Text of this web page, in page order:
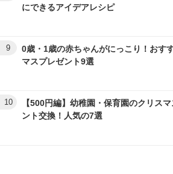
にできるアイデアレシピ
9
0歳・1歳の赤ちゃんがにっこり！おす
マスプレゼント9選
10
【500円編】幼稚園・保育園のクリス
ント交換！人気の7選